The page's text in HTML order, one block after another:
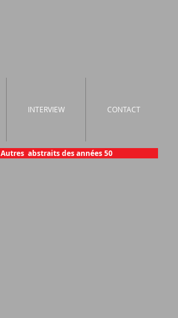
INTERVIEW CONTACT
Autres abstraits des années 50